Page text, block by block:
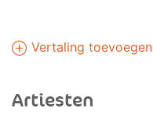
Vertaling toevoegen
Artiesten